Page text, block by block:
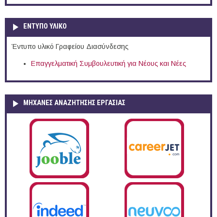
ΕΝΤΥΠΟ ΥΛΙΚΟ
Έντυπο υλικό Γραφείου Διασύνδεσης
Επαγγελματική Συμβουλευτική για Νέους και Νέες
ΜΗΧΑΝΕΣ ΑΝΑΖΗΤΗΣΗΣ ΕΡΓΑΣΙΑΣ